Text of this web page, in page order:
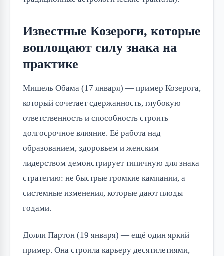
Известные Козероги, которые
воплощают силу знака на
практике
Мишель Обама (17 января) — пример Козерога,
который сочетает сдержанность, глубокую
ответственность и способность строить
долгосрочное влияние. Её работа над
образованием, здоровьем и женским
лидерством демонстрирует типичную для знака
стратегию: не быстрые громкие кампании, а
системные изменения, которые дают плоды
годами.
Долли Партон (19 января) — ещё один яркий
пример. Она строила карьеру десятилетиями,